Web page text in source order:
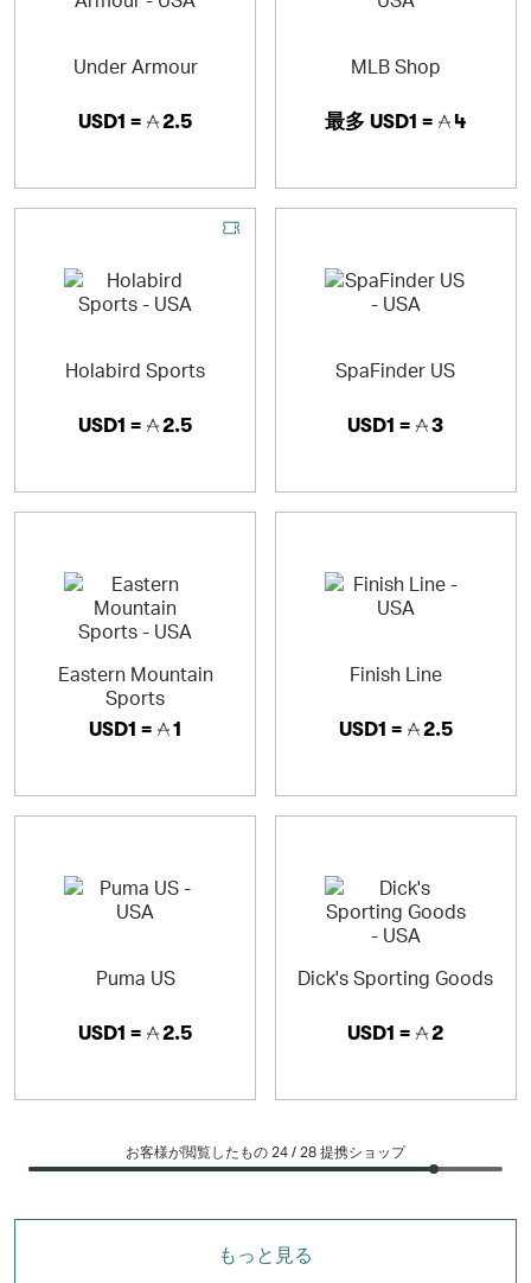
Under Armour
USD1 = 2.5
MLB Shop
最多 USD1 = 4
Holabird Sports
USD1 = 2.5
SpaFinder US
USD1 = 3
Eastern Mountain
Sports
USD1 = 1
Finish Line
USD1 = 2.5
Puma US
USD1 = 2.5
Dick's Sporting Goods
USD1 = 2
お客様が閲覧したもの 24 / 28 提携ショップ
もっと見る